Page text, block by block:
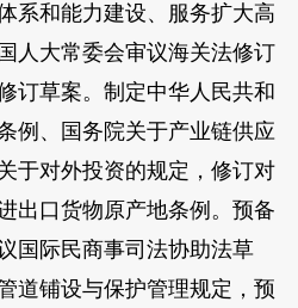
系和能力建设、服务扩大高
人大常委会审议海关法修订
订草案。 制定中华人民共和
例、国务院关于产业链供应
于对外投资的规定，修订对
出口货物原产地条例。预备
国际民商事司法协助法草
道铺设与保护管理规定，预